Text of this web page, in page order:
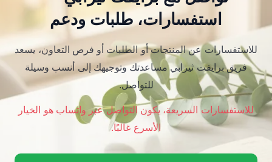
استفسارات، طلبات ودعم
للاستفسارات عن المنتجات أو الطلبات أو فرص التعاون، يسعد
فريق برايفت ثيرابي مساعدتك وتوجيهك إلى أنسب وسيلة
للتواصل.
للاستفسارات السريعة، يكون التواصل عبر واتساب هو الخيار
الأسرع غالبًا.